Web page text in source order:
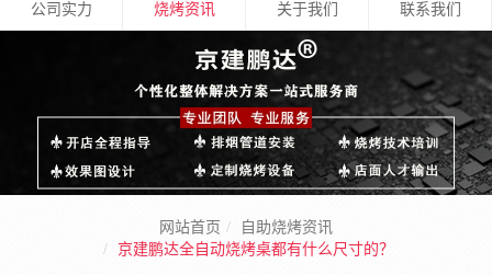
公司实力 烧烤资讯 关于我们 联系我们
网站首页
自助烧烤资讯
京建鹏达全自动烧烤桌都有什么尺寸的？